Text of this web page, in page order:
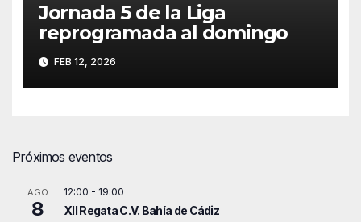
Jornada 5 de la Liga
reprogramada al domingo
FEB 12, 2026
Próximos eventos
AGO
8
12:00 - 19:00
XII Regata C.V. Bahía de Cádiz